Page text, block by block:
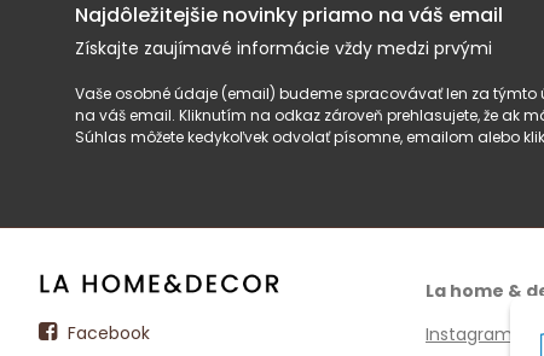
Najdôležitejšie novinky priamo na váš email
Získajte zaujímavé informácie vždy medzi prvými
Vaše osobné údaje (email) budeme spracovávať len za
na váš email. Kliknutím na odkaz zároveň prehlasujete, že ak
Súhlas môžete kedykoľvek odvolať písomne, emailom alebo
Facebook
La home &
Instagram